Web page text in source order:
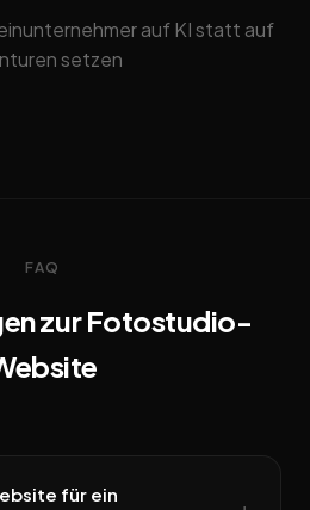
auf KI statt auf
setzen
FAQ
zur Fotostudio-
für ein